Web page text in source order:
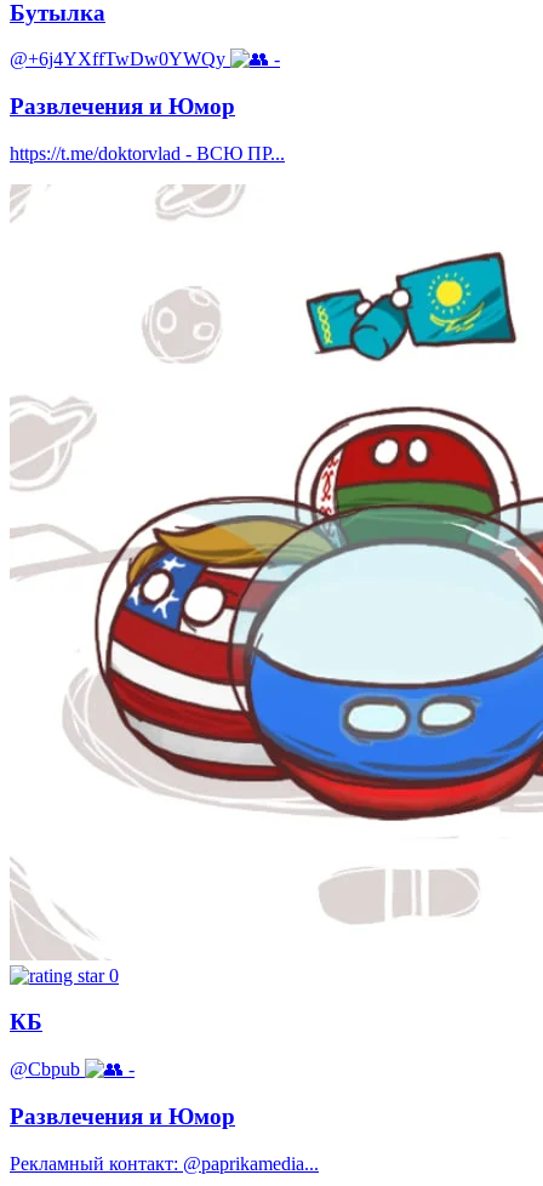
Бутылка
@+6j4YXffTwDw0YWQy -
Развлечения и Юмор
https://t.me/doktorvlad - ВСЮ ПР...
0
КБ
@Cbpub -
Развлечения и Юмор
Рекламный контакт: @paprikamedia...